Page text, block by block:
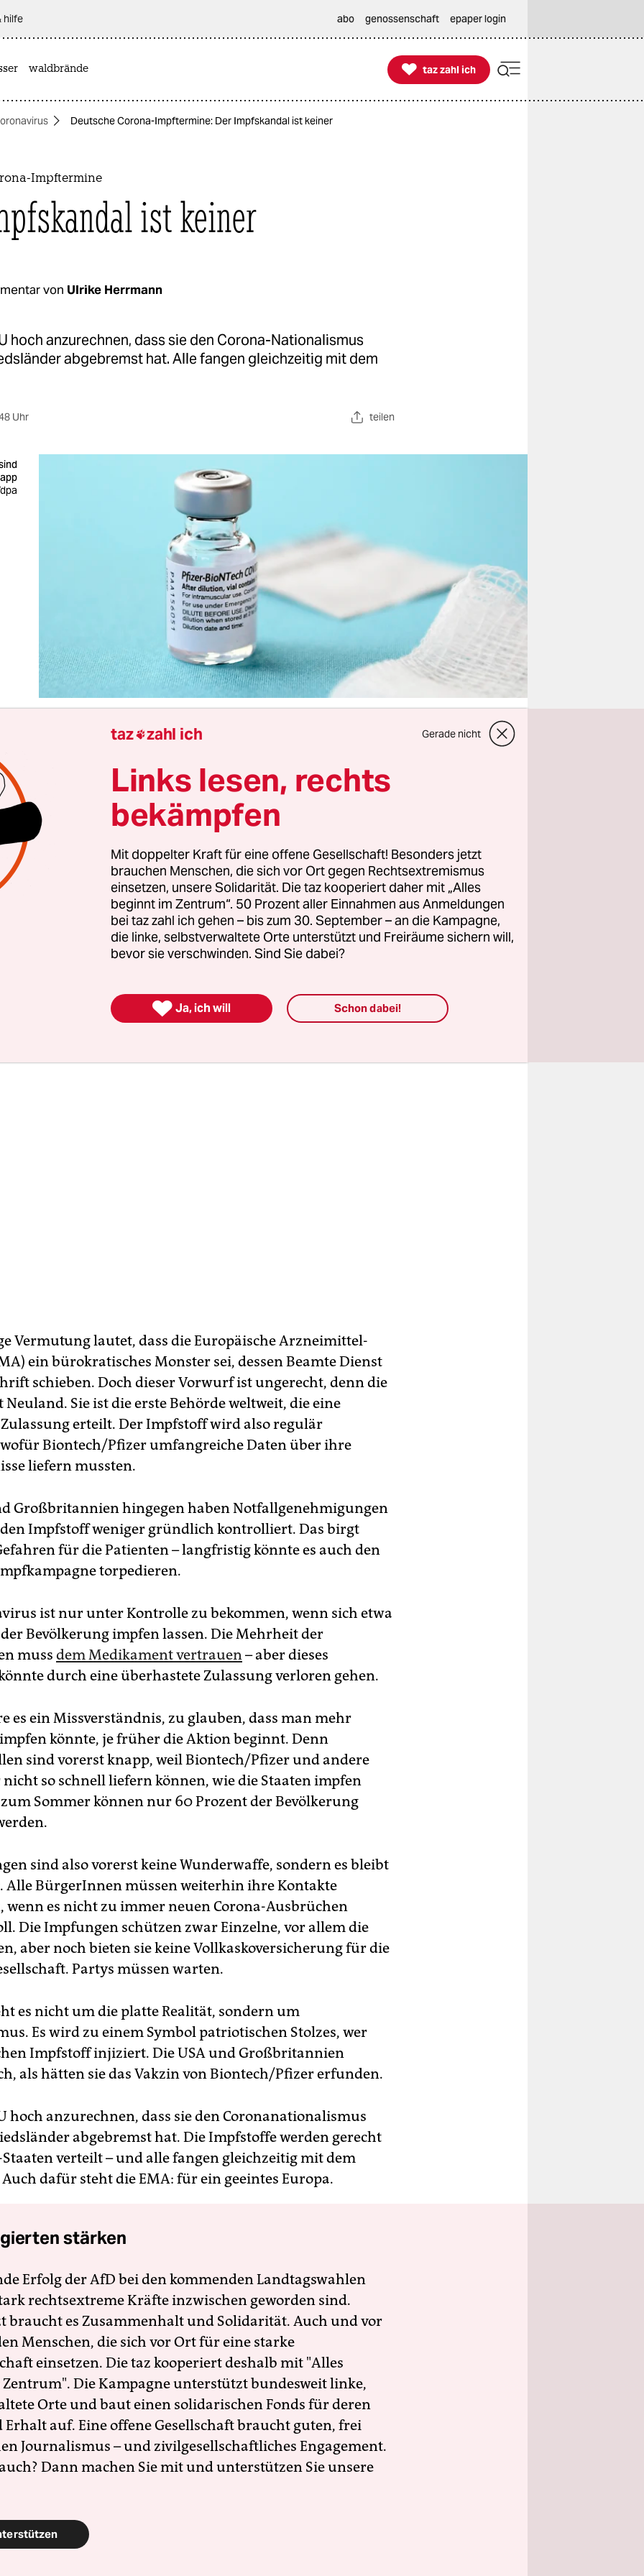
hilfe abo genossenschaft epaper login
waldbrände 
taz zahl ich
taz zahl ich
Deutsche Corona-Impftermine: Der Impfskandal ist keiner
Impftermine
ist keiner
von Ulrike Herrmann
hoch anzurechnen, dass sie den Corona-Nationalismus
abgebremst hat. Alle fangen gleichzeitig mit dem
Uhr teilen
wie der perfekte Skandal: Deutschland hat den
Impfstoff von Biontech/Pfizer mit 325 Millionen
gefördert – und trotzdem wird hierzulande noch nicht
Länder hingegen sind längst vorgeprescht. In den
Großbritannienwird das Vakzin bereits massenhaft
und extrem gefährliche Nebenwirkungen sind bisher
der Eindruck, als würde Deutschland Kranke und Alte in
Tod schicken. Die Rechnung ist schnell aufgemacht:
Impfung, dass Tote zu beklagen sind, die man
retten können. Warum also sind die Europäer so
Vermutung lautet, dass die Europäische Arzneimittel-
ein bürokratisches Monster sei, dessen Beamte Dienst
schieben. Doch dieser Vorwurf ist ungerecht, denn die
Sie ist die erste Behörde weltweit, die eine
Zulassung erteilt. Der Impfstoff wird also regulär
Biontech/Pfizer umfangreiche Daten über ihre
liefern mussten.
Großbritannien hingegen haben Notfallgenehmigungen
Impfstoff weniger gründlich kontrolliert. Das birgt
für die Patienten – langfristig könnte es auch den
torpedieren.
ist nur unter Kontrolle zu bekommen, wenn sich etwa
Bevölkerung impfen lassen. Die Mehrheit der
muss dem Medikament vertrauen– aber dieses
durch eine überhastete Zulassung verloren gehen.
es ein Missverständnis, zu glauben, dass man mehr
könnte, je früher die Aktion beginnt. Denn
sind vorerst knapp, weil Biontech/Pfizer und andere
so schnell liefern können, wie die Staaten impfen
Sommer können nur 60 Prozent der Bevölkerung
sind also vorerst keine Wunderwaffe, sondern es bleibt
Alle BürgerInnen müssen weiterhin ihre Kontakte
wenn es nicht zu immer neuen Corona-Ausbrüchen
Die Impfungen schützen zwar Einzelne, vor allem die
aber noch bieten sie keine Vollkaskoversicherung für die
Partys müssen warten.
es nicht um die platte Realität, sondern um
Es wird zu einem Symbol patriotischen Stolzes, wer
Impfstoff injiziert. Die USA und Großbritannien
als hätten sie das Vakzin von Biontech/Pfizer erfunden.
hoch anzurechnen, dass sie den Coronanationalismus
abgebremst hat. Die Impfstoffe werden gerecht
Staaten verteilt – und alle fangen gleichzeitig mit dem
dafür steht die EMA: für ein geeintes Europa.
stärken
Erfolg der AfD bei den kommenden Landtagswahlen
rechtsextreme Kräfte inzwischen geworden sind.
braucht es Zusammenhalt und Solidarität. Auch und vor
Menschen, die sich vor Ort für eine starke
einsetzen. Die taz kooperiert deshalb mit "Alles
Die Kampagne unterstützt bundesweit linke,
Orte und baut einen solidarischen Fonds für deren
Erhalt auf. Eine offene Gesellschaft braucht guten, frei
Journalismus – und zivilgesellschaftliches Engagement.
Dann machen Sie mit und unterstützen Sie unsere
taz zahl ich Gerade nicht
Links lesen, rechts
bekämpfen
Mit doppelter Kraft für eine offene Gesellschaft! Besonders jetzt
brauchen Menschen, die sich vor Ort gegen Rechtsextremismus
einsetzen, unsere Solidarität. Die taz kooperiert daher mit „Alles
beginnt im Zentrum“. 50 Prozent aller Einnahmen aus Anmeldungen
bei taz zahl ich gehen – bis zum 30. September – an die Kampagne,
die linke, selbstverwaltete Orte unterstützt und Freiräume sichern will,
bevor sie verschwinden. Sind Sie dabei?
 Ja, ich will Schon dabei!